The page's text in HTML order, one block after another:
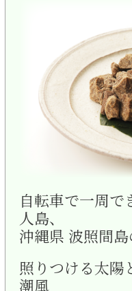
自転車で一周で
人島、
沖縄県 波照間島
照りつける太陽
潮風